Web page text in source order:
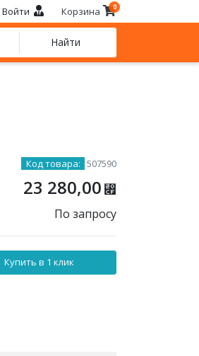
Войти Корзина 0
Найти
Код товара: 507590
23 280,00 ⃏
По запросу
Купить в 1 клик